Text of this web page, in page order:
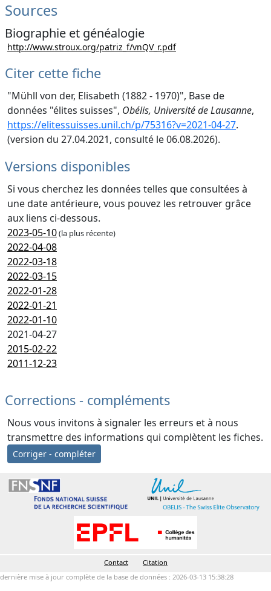
Sources
Biographie et généalogie
http://www.stroux.org/patriz_f/vnQV_r.pdf
Citer cette fiche
"Mühll von der, Elisabeth (1882 - 1970)", Base de
données "élites suisses", Obélis, Université de Lausanne,
https://elitessuisses.unil.ch/p/75316?v=2021-04-27.
(version du 27.04.2021, consulté le 06.08.2026).
Versions disponibles
Si vous cherchez les données telles que consultées à
une date antérieure, vous pouvez les retrouver grâce
aux liens ci-dessous.
2023-05-10(la plus récente)
2022-04-08
2022-03-18
2022-03-15
2022-01-28
2022-01-21
2022-01-10
2021-04-27
2015-02-22
2011-12-23
Corrections - compléments
Nous vous invitons à signaler les erreurs et à nous
transmettre des informations qui complètent les fiches.
Corriger - compléter
Contact
Citation
dernière mise à jour complète de la base de données : 2026-03-13 15:38:28